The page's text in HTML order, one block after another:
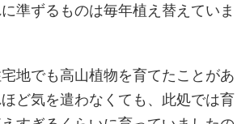
準ずるものは毎年植え替えていま
地でも高山植物を育てたことがあ
ど気を遣わなくても、此処では育